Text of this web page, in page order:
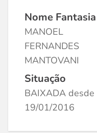
Nome Fantasia
MANOEL
FERNANDES
MANTOVANI
Situação
BAIXADA desde
19/01/2016